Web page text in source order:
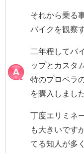
それから乗る
バイクを観察
二年程してバ
ップとカスタ
特のプロペラ
を購入しました
丁度エリミネ
も大きいです
てる知人が多